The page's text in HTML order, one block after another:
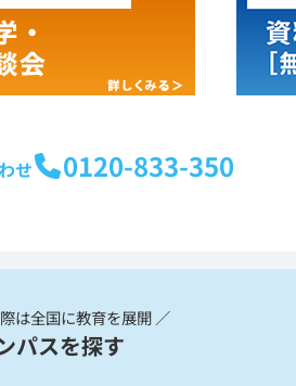
せ 0120-833-350
は全国に教育を展開 ／
パスを探す